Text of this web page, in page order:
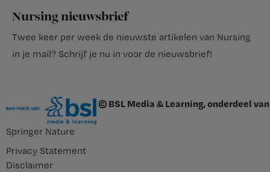
Nursing nieuwsbrief
Twee keer per week de nieuwste artikelen van Nursing
in je mail? Schrijf je nu in voor de nieuwsbrief!
© BSL Media & Learning, onderdeel van
Springer Nature
Privacy Statement
Disclaimer